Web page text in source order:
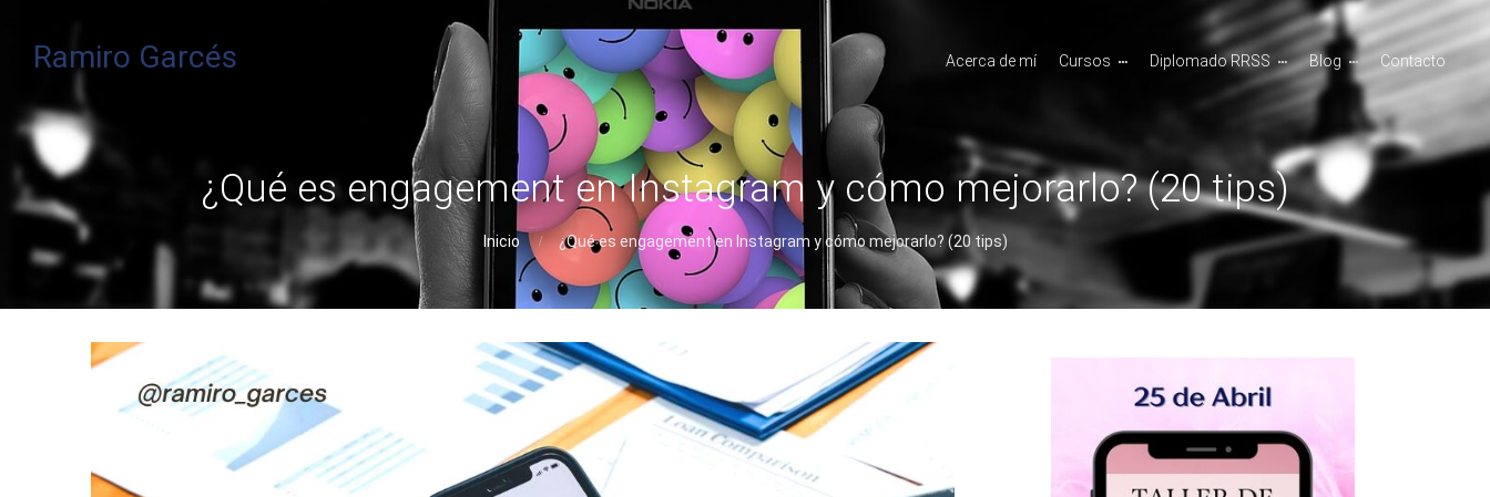
Ramiro Garcés Acerca de mí Cursos Diplomado RRSS Blog Contacto
¿Qué es engagement en Instagram y cómo mejorarlo? (20 tips)
Inicio ¿Qué es engagement en Instagram y cómo mejorarlo? (20 tips)